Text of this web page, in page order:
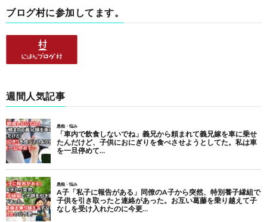
ブログ村に参加してます。
週間人気記事